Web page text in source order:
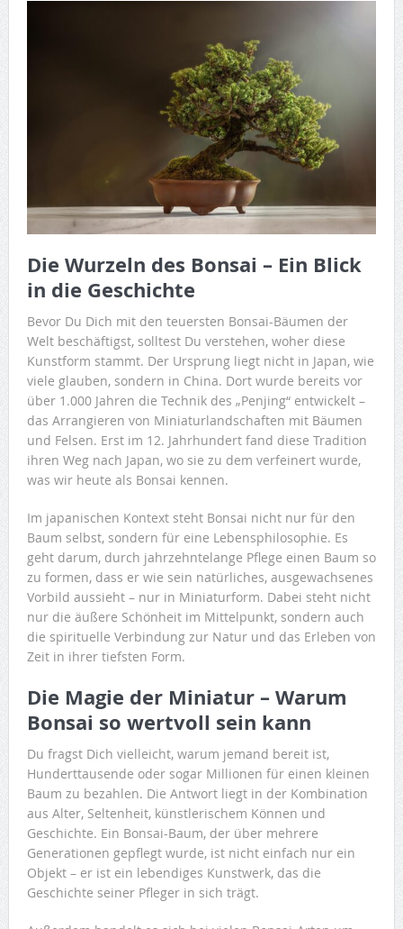
Die Wurzeln des Bonsai – Ein Blick
in die Geschichte
Bevor Du Dich mit den teuersten Bonsai-Bäumen der
Welt beschäftigst, solltest Du verstehen, woher diese
Kunstform stammt. Der Ursprung liegt nicht in Japan, wie
viele glauben, sondern in China. Dort wurde bereits vor
über 1.000 Jahren die Technik des „Penjing“ entwickelt –
das Arrangieren von Miniaturlandschaften mit Bäumen
und Felsen. Erst im 12. Jahrhundert fand diese Tradition
ihren Weg nach Japan, wo sie zu dem verfeinert wurde,
was wir heute als Bonsai kennen.
Im japanischen Kontext steht Bonsai nicht nur für den
Baum selbst, sondern für eine Lebensphilosophie. Es
geht darum, durch jahrzehntelange Pflege einen Baum so
zu formen, dass er wie sein natürliches, ausgewachsenes
Vorbild aussieht – nur in Miniaturform. Dabei steht nicht
nur die äußere Schönheit im Mittelpunkt, sondern auch
die spirituelle Verbindung zur Natur und das Erleben von
Zeit in ihrer tiefsten Form.
Die Magie der Miniatur – Warum
Bonsai so wertvoll sein kann
Du fragst Dich vielleicht, warum jemand bereit ist,
Hunderttausende oder sogar Millionen für einen kleinen
Baum zu bezahlen. Die Antwort liegt in der Kombination
aus Alter, Seltenheit, künstlerischem Können und
Geschichte. Ein Bonsai-Baum, der über mehrere
Generationen gepflegt wurde, ist nicht einfach nur ein
Objekt – er ist ein lebendiges Kunstwerk, das die
Geschichte seiner Pfleger in sich trägt.